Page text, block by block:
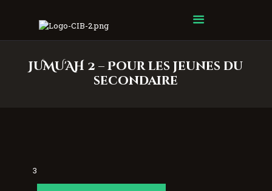
JUMU'AH 2 – Pour les jeunes du
secondaire
Centre Islamique Badr
3